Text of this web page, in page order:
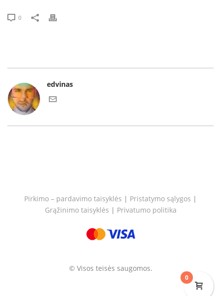
0
edvinas
Pirkimo – pardavimo taisyklės | Pristatymo sąlygos |
Grąžinimo taisyklės | Privatumo politika
© Visos teisės saugomos.
0